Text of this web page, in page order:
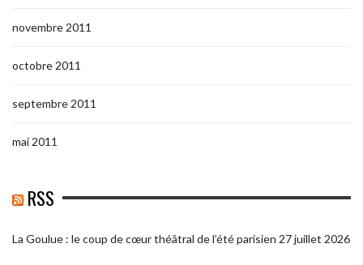
novembre 2011
octobre 2011
septembre 2011
mai 2011
RSS
La Goulue : le coup de cœur théâtral de l’été parisien 27 juillet 2026